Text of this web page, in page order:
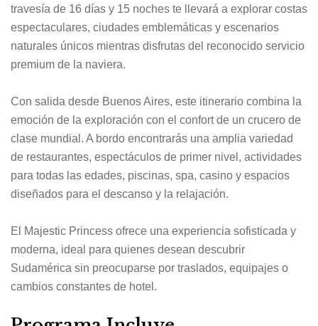
travesía de 16 días y 15 noches te llevará a explorar costas
espectaculares, ciudades emblemáticas y escenarios
naturales únicos mientras disfrutas del reconocido servicio
premium de la naviera.
Con salida desde Buenos Aires, este itinerario combina la
emoción de la exploración con el confort de un crucero de
clase mundial. A bordo encontrarás una amplia variedad
de restaurantes, espectáculos de primer nivel, actividades
para todas las edades, piscinas, spa, casino y espacios
diseñados para el descanso y la relajación.
El Majestic Princess ofrece una experiencia sofisticada y
moderna, ideal para quienes desean descubrir
Sudamérica sin preocuparse por traslados, equipajes o
cambios constantes de hotel.